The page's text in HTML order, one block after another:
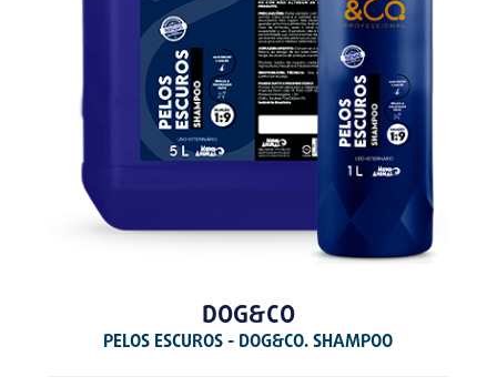
DOG&CO
PELOS ESCUROS - DOG&CO. SHAMPOO